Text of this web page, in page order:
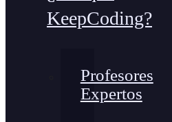
KeepCoding?
Profesores
Expertos